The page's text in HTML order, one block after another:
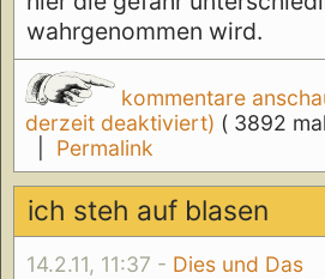
wahrgenommen wird.
kommentare
derzeit deaktiviert) ( 3892
Permalink
ich steh auf blasen
14.2.11, 11:37 - Dies und Das